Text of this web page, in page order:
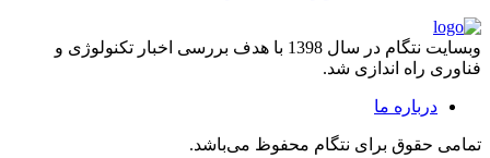
وبسایت نتگام در سال 1398 با هدف بررسی اخبار تکنولوژی و
فناوری راه اندازی شد.
درباره ما
تمامی حقوق برای نتگام محفوظ می‌باشد.